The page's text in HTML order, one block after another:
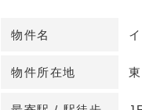
しやすいポジションで
◆診療科目の展開幅と
内科・小児科・耳鼻咽
物件名
物件所在地